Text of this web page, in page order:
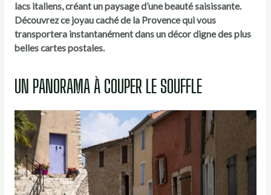
lacs italiens, créant un paysage d’une beauté saisissante.
Découvrez ce joyau caché de la Provence qui vous
transportera instantanément dans un décor digne des plus
belles cartes postales.
UN PANORAMA À COUPER LE SOUFFLE